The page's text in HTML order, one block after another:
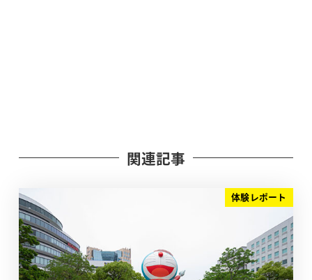
関連記事
体験レポート